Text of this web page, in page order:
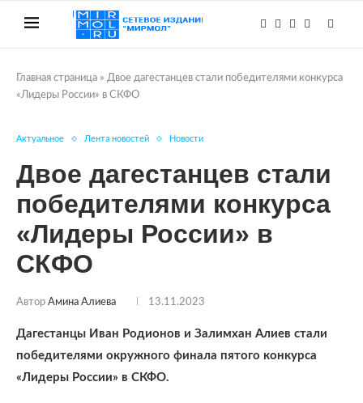
Главная страница » Двое дагестанцев стали победителями конкурса
«Лидеры России» в СКФО
Актуальное Лента новостей Новости
Двое дагестанцев стали
победителями конкурса
«Лидеры России» в
СКФО
Автор Амина Алиева 13.11.2023
Дагестанцы Иван Родионов и Залимхан Алиев стали
победителями окружного финала пятого конкурса
«Лидеры России» в СКФО.